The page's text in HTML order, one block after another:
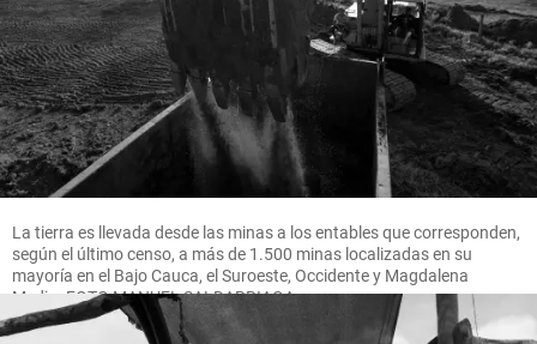
La tierra es llevada desde las minas a los entables que corresponden,
según el último censo, a más de 1.500 minas localizadas en su
mayoría en el Bajo Cauca, el Suroeste, Occidente y Magdalena
Medio. FOTO MANUEL SALDARRIAGA